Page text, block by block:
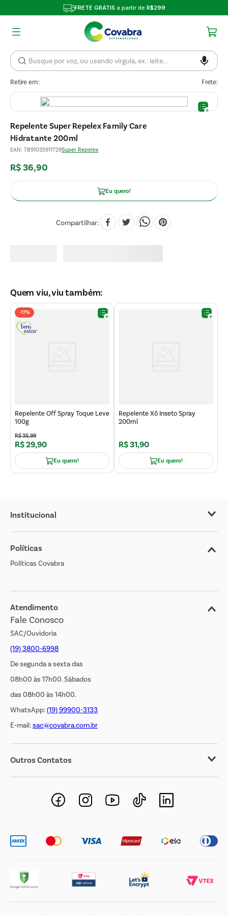
FRETE GRÁTIS a partir de R$299
Retire em: Frete:
Repelente Super Repelex Family Care
Hidratante 200ml
EAN: 7891035911729Super Repelex
R$36,90
Eu quero!
Compartilhar
Quem viu, viu também:
-17%
Repelente Off Spray Toque Leve
100g
R$35,99
R$29,90
Eu quero!
Repelente Xô Inseto Spray
200ml
R$31,90
Eu quero!
Institucional
Sobre o Covabra
Nossas Lojas
Cliente Bem Estar
Jornal de Ofertas
Transparência Salarial
Políticas
Políticas Covabra
Atendimento
Fale Conosco
SAC/Ouvidoria
(19) 3800-6998
De segunda a sexta das
08h00 às 17h00. Sábados
das 08h00 às 14h00.
WhatsApp:(19) 99900-3133
E-mail:sac@covabra.com.br
Outros Contatos
Negócios Imobiliários
Novos Fornecedores